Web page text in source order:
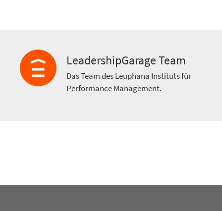
LeadershipGarage Team
Das Team des Leuphana Instituts für
Performance Management.